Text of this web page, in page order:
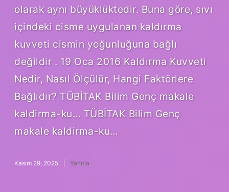
olarak aynı büyüklüktedir. Buna göre, sıvı
içindeki cisme uygulanan kaldırma
kuvveti cismin yoğunluğuna bağlı
değildir . 19 Oca 2016 Kaldırma Kuvveti
Nedir, Nasıl Ölçülür, Hangi Faktörlere
Bağlıdır? TÜBİTAK Bilim Genç makale
kaldirma-ku… TÜBİTAK Bilim Genç
makale kaldirma-ku…
Kasım 29, 2025 Yanıtla